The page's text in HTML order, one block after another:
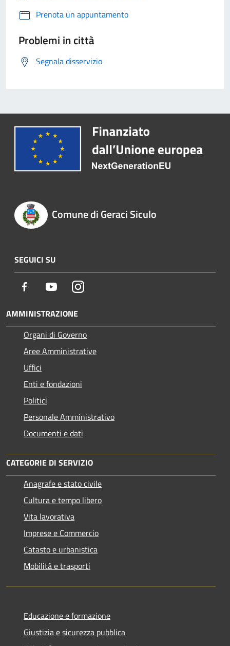
Prenota un appuntamento
Problemi in città
Segnala disservizio
Comune di Geraci Siculo
SEGUICI SU
Facebook YoutubeInstagram
AMMINISTRAZIONE
Organi di Governo
Aree Amministrative
Uffici
Enti e fondazioni
Politici
Personale Amministrativo
Documenti e dati
CATEGORIE DI SERVIZIO
Anagrafe e stato civile
Cultura e tempo libero
Vita lavorativa
Imprese e Commercio
Catasto e urbanistica
Mobilità e trasporti
Educazione e formazione
Giustizia e sicurezza pubblica